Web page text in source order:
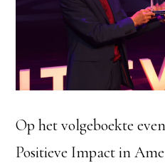
Op het volgeboekte
Positieve Impact in